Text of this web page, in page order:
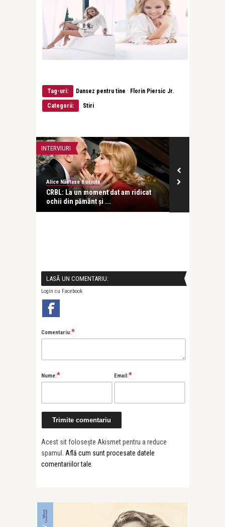
Tag-uri: Dansez pentru tine · Florin Piersic Jr.
Categorii: Stiri
INTERVIURI
Alice Năstase Buciuta
CRBL: La un moment dat am ridicat
ochii din pământ și ...
LASĂ UN COMENTARIU:
Login cu Facebook
Comentariu:*
Nume:* Email:*
Acest sit folosește Akismet pentru a reduce
spamul. Află cum sunt procesate datele
comentariilor tale